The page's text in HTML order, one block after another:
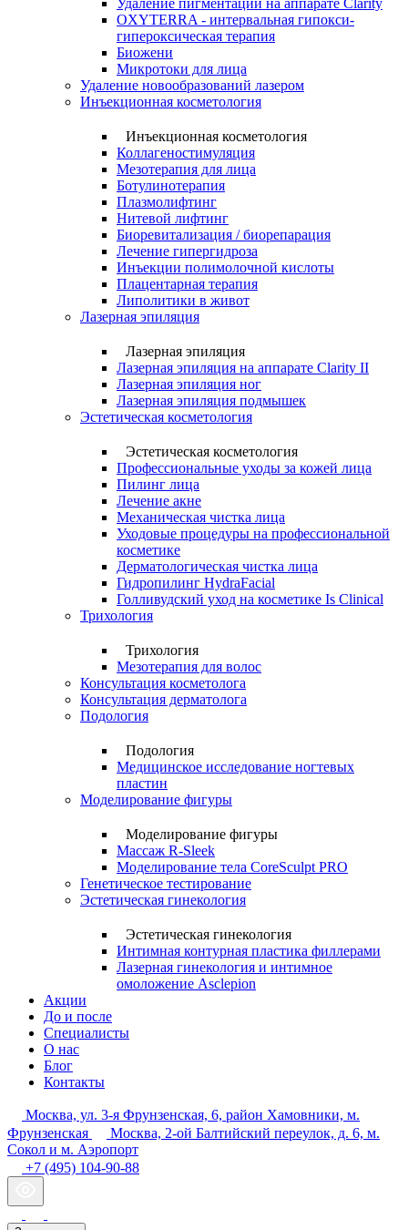
Удаление пигментации на аппарате Clarity
OXYTERRA - интервальная гипокси-
гипероксическая терапия
Биожени
Микротоки для лица
Удаление новообразований лазером
Инъекционная косметология
Инъекционная косметология
Коллагеностимуляция
Мезотерапия для лица
Ботулинотерапия
Плазмолифтинг
Нитевой лифтинг
Биоревитализация / биорепарация
Лечение гипергидроза
Инъекции полимолочной кислоты
Плацентарная терапия
Липолитики в живот
Лазерная эпиляция
Лазерная эпиляция
Лазерная эпиляция на аппарате Clarity II
Лазерная эпиляция ног
Лазерная эпиляция подмышек
Эстетическая косметология
Эстетическая косметология
Профессиональные уходы за кожей лица
Пилинг лица
Лечение акне
Механическая чистка лица
Уходовые процедуры на профессиональной
косметике
Дерматологическая чистка лица
Гидропилинг HydraFacial
Голливудский уход на косметике Is Clinical
Трихология
Трихология
Мезотерапия для волос
Консультация косметолога
Консультация дерматолога
Подология
Подология
Медицинское исследование ногтевых
пластин
Моделирование фигуры
Моделирование фигуры
Массаж R-Sleek
Моделирование тела CoreSculpt PRO
Генетическое тестирование
Эстетическая гинекология
Эстетическая гинекология
Интимная контурная пластика филлерами
Лазерная гинекология и интимное
омоложение Asclepion
Акции
До и после
Специалисты
О нас
Блог
Контакты
Москва, ул. 3-я Фрунзенская, 6, район Хамовники, м.
Фрунзенская
Москва, 2-ой Балтийский переулок, д. 6, м.
Сокол и м. Аэропорт
+7 (495) 104-90-88